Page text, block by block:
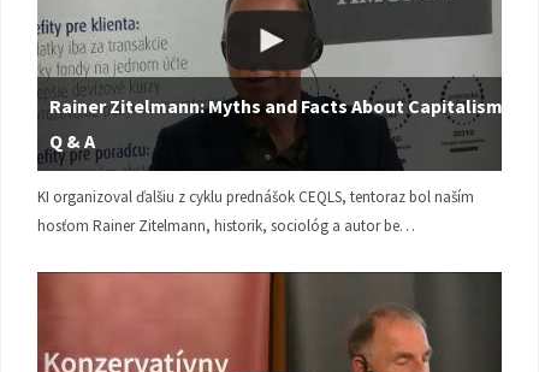
Rainer Zitelmann: Myths and Facts About Capitalism |
Q & A
KI organizoval ďalšiu z cyklu prednášok CEQLS, tentoraz bol naším
hosťom Rainer Zitelmann, historik, sociológ a autor be…